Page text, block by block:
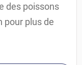
des poissons
pour plus de